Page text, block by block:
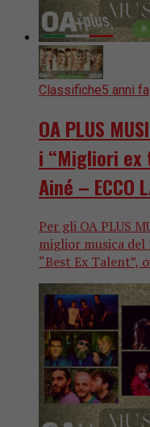
Classifiche5 anni fa
OA PLUS
i “Migliori ex
Ainé – ECCO
Per gli OA PLUS
miglior musica del
“Best Ex Talent”,